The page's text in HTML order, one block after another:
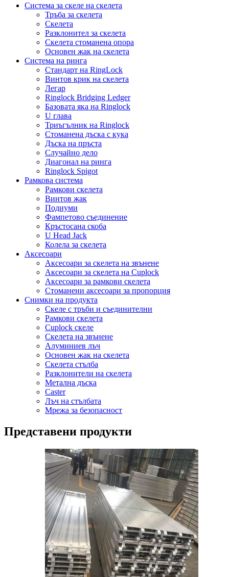
Система за скеле на скелета
Тръба за скелета
Скелета
Разклонител за скелета
Скелета стоманена опора
Основен жак на скелета
Система на ринга
Стандарт на RingLock
Винтов крик на скелета
Легар
Ringlock Bridging Ledger
Базовата яка на Ringlock
U глава
Триъгълник на Ringlock
Стоманена дъска с кука
Дъска на пръста
Случайно дело
Диагонал на ринга
Ringlock Spigot
Рамкова система
Рамкови скелета
Винтов жак
Подиуми
Фампетово съединение
Кръстосана скоба
U Head Jack
Колела за скелета
Аксесоари
Аксесоари за скелета на звънене
Аксесоари за скелета на Cuplock
Аксесоари за рамкови скелета
Стоманени аксесоари за пропорция
Снимки на продукта
Скеле с тръби и съединителни
Рамкови скелета
Cuplock скеле
Скелета на звънене
Алуминиев лъч
Основен жак на скелета
Скелета стълба
Разклонители на скелета
Метална дъска
Caster
Лъч на стълбата
Мрежа за безопасност
Представени продукти